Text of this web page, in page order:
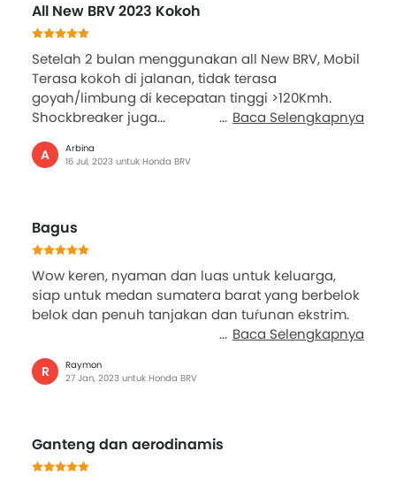
All New BRV 2023 Kokoh
Setelah 2 bulan menggunakan all New BRV, Mobil
Terasa kokoh di jalanan, tidak terasa
goyah/limbung di kecepatan tinggi >120Kmh.
Shockbreaker juga...
Baca Selengkapnya
A
Arbina
16 Jul, 2023 untuk Honda BRV
Bagus
Wow keren, nyaman dan luas untuk keluarga,
siap untuk medan sumatera barat yang berbelok
belok dan penuh tanjakan dan tuŕunan ekstrim.
Baca Selengkapnya
R
Raymon
27 Jan, 2023 untuk Honda BRV
Ganteng dan aerodinamis